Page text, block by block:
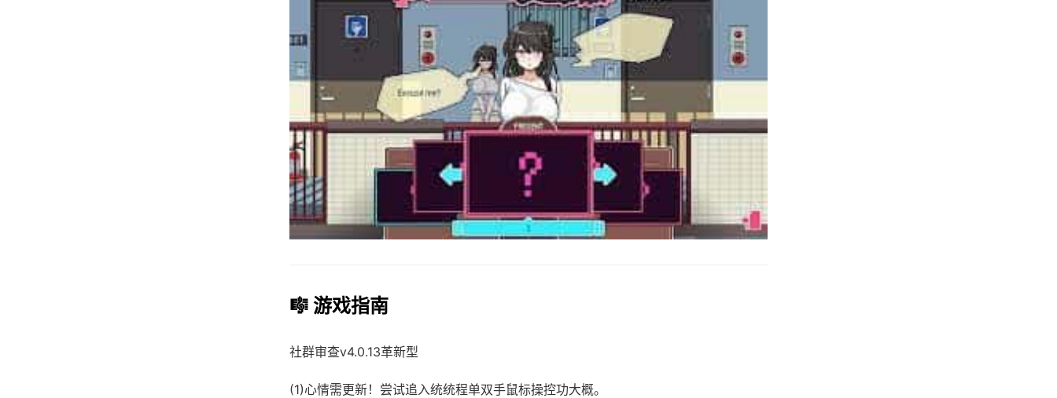
🎼 游戏指南
社群审查v4.0.13革新型
(1)心情需更新！尝试追入统统程单双手鼠标操控功大概。